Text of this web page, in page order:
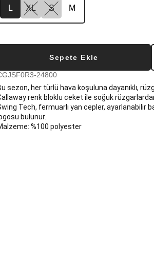
L XL S M
Sepete Ekle
24800
sezon, her türlü hava koşuluna dayanıklı,
renk bloklu ceket ile soğuk
Tech, fermuarlı yan cepler, ayarlanabilir
bulunur.
%100 polyester